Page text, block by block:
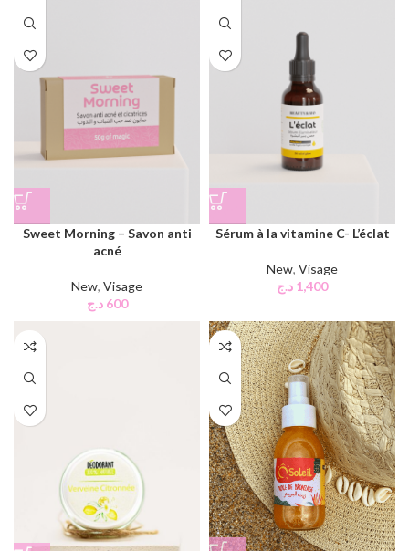
Sweet Morning – Savon anti
acné
New, Visage
600 د.ج
Sérum à la vitamine C- L’éclat
New, Visage
1,400 د.ج